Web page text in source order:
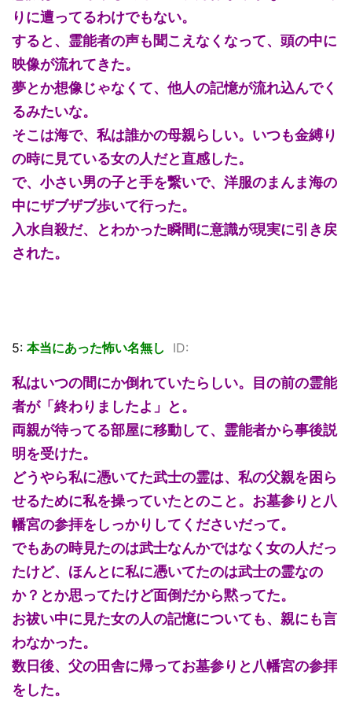
りに遭ってるわけでもない。
すると、霊能者の声も聞こえなくなって、頭の中に
映像が流れてきた。
夢とか想像じゃなくて、他人の記憶が流れ込んでく
るみたいな。
そこは海で、私は誰かの母親らしい。いつも金縛り
の時に見ている女の人だと直感した。
で、小さい男の子と手を繋いで、洋服のまんま海の
中にザブザブ歩いて行った。
入水自殺だ、とわかった瞬間に意識が現実に引き戻
された。
5: 本当にあった怖い名無し ID:
私はいつの間にか倒れていたらしい。目の前の霊能
者が「終わりましたよ」と。
両親が待ってる部屋に移動して、霊能者から事後説
明を受けた。
どうやら私に憑いてた武士の霊は、私の父親を困ら
せるために私を操っていたとのこと。お墓参りと八
幡宮の参拝をしっかりしてくださいだって。
でもあの時見たのは武士なんかではなく女の人だっ
たけど、ほんとに私に憑いてたのは武士の霊なの
か？とか思ってたけど面倒だから黙ってた。
お祓い中に見た女の人の記憶についても、親にも言
わなかった。
数日後、父の田舎に帰ってお墓参りと八幡宮の参拝
をした。